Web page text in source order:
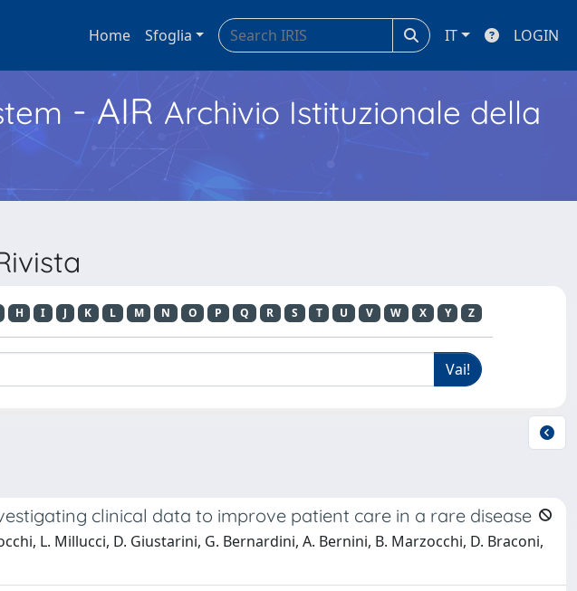
Home Sfoglia IT LOGIN
- AIR Archivio Istituzionale della
H I J K L M N O P Q R S T U V W X Y Z
clinical data to improve patient care in a rare disease
L. Millucci, D. Giustarini, G. Bernardini, A. Bernini, B. Marzocchi, D. Braconi,